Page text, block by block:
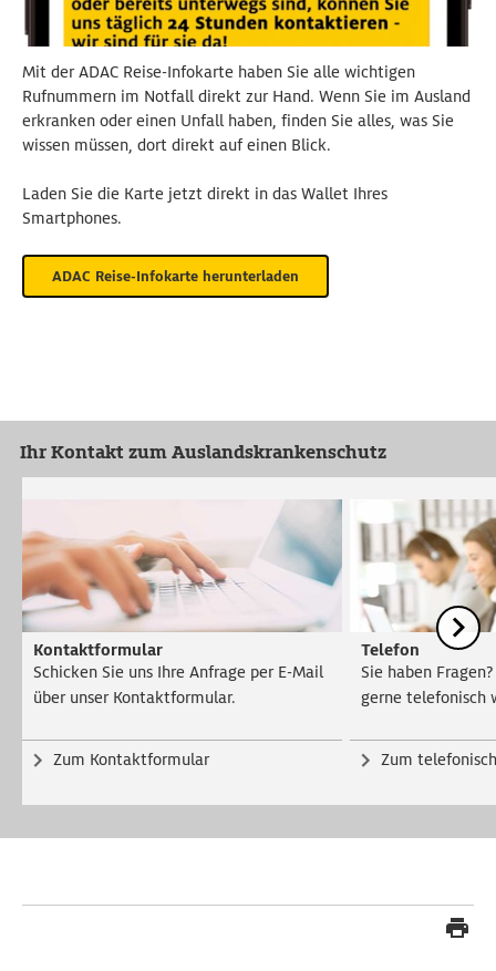
Mit der ADAC Reise-Infokarte haben Sie alle wichtigen
Rufnummern im Notfall direkt zur Hand. Wenn Sie im Ausland
erkranken oder einen Unfall haben, finden Sie alles, was Sie
wissen müssen, dort direkt auf einen Blick.
Laden Sie die Karte jetzt direkt in das Wallet Ihres
Smartphones.
ADAC Reise-Infokarte herunterladen
Ihr Kontakt zum Auslandskrankenschutz
Kontaktformular
Schicken Sie uns Ihre Anfrage per E-Mail
über unser Kontaktformular.
Zum Kontaktformular
Telefon
Sie haben
gerne telefonisch
Zum